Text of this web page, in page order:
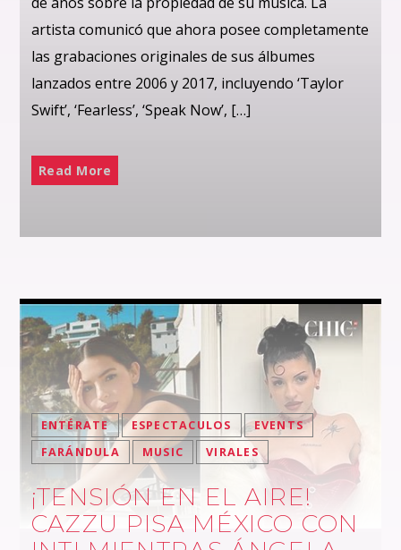
artista comunicó que ahora posee completamente
las grabaciones originales de sus álbumes
lanzados entre 2006 y 2017, incluyendo ‘Taylor
Swift’, ‘Fearless’, ‘Speak Now’, […]
Read More
ENTÉRATE ESPECTACULOS
EVENTS
FARÁNDULA
MUSIC VIRALES
¡TENSIÓN EN EL AIRE!
CAZZU PISA MÉXICO CON